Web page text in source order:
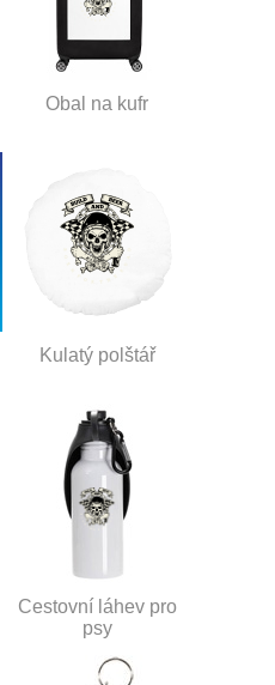
Obal na kufr
Kulatý polštář
Cestovní láhev pro
psy